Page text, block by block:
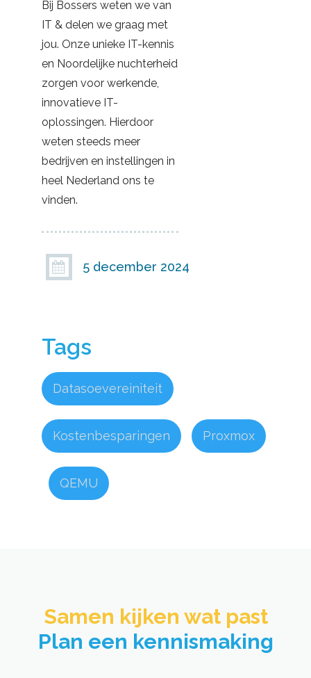
Bij Bossers weten we van
IT & delen we graag met
jou. Onze unieke IT-kennis
en Noordelijke nuchterheid
zorgen voor werkende,
innovatieve IT-
oplossingen. Hierdoor
weten steeds meer
bedrijven en instellingen in
heel Nederland ons te
vinden.
 5 december 2024
Tags
Datasoevereiniteit
Kostenbesparingen | Proxmox
| QEMU
Samen kijken wat past​
Plan een kennismaking